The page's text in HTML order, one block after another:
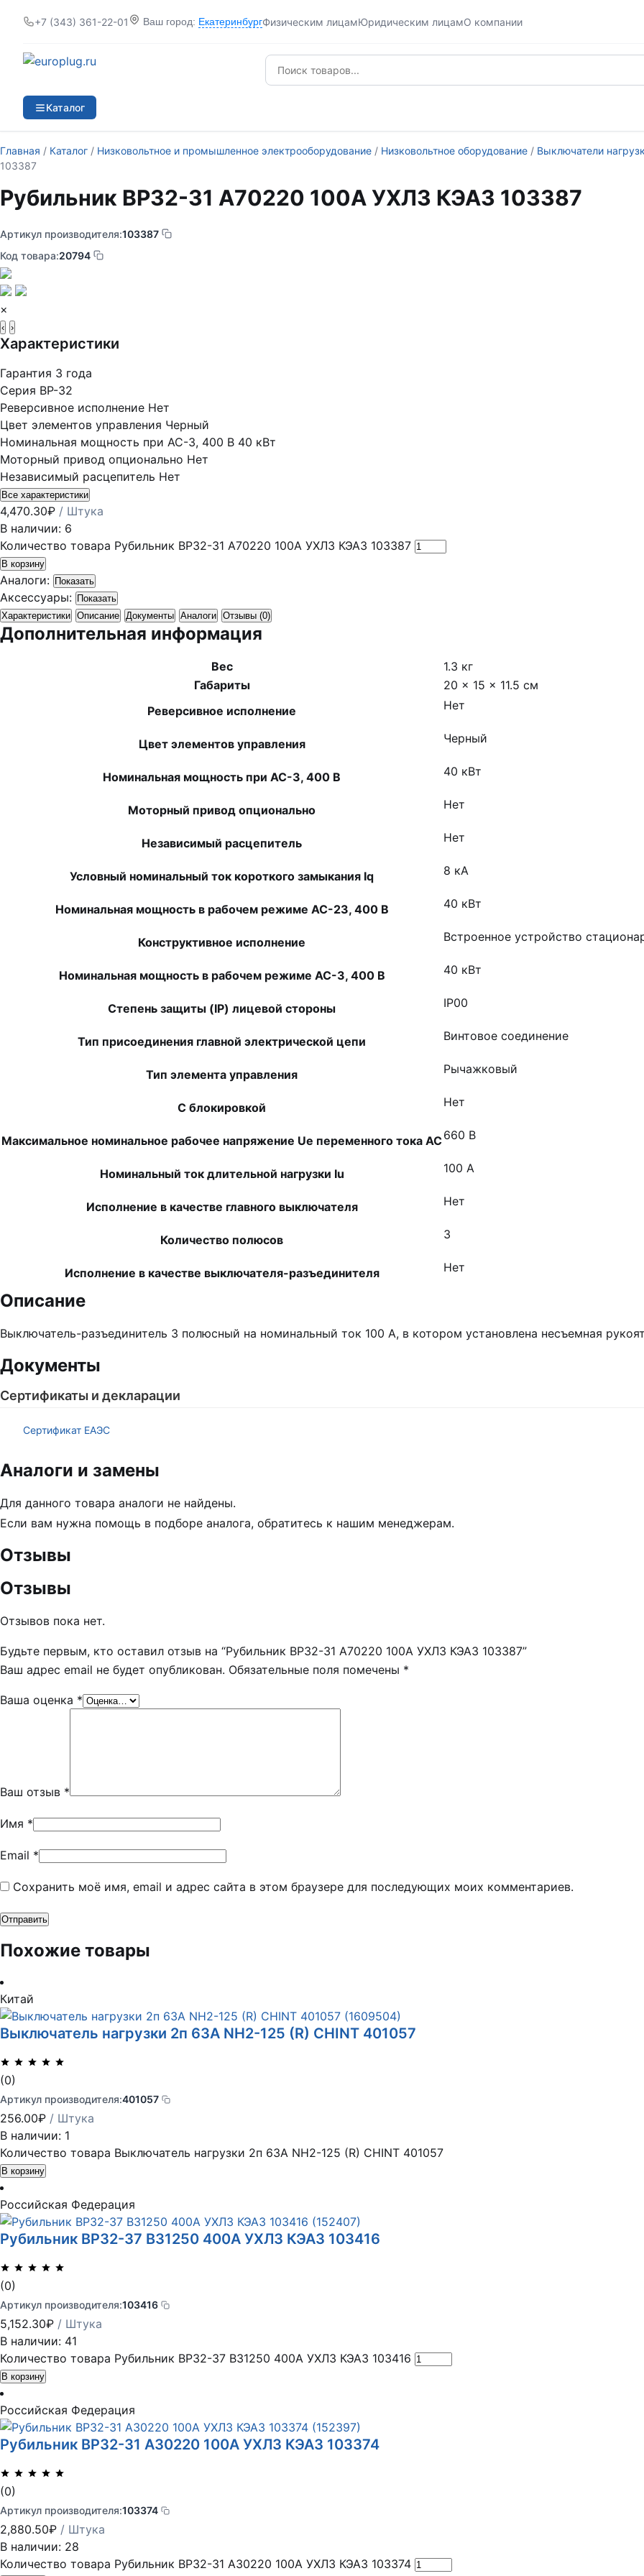
+7 (343) 361-22-01 Ваш город: ЕкатеринбургФизическим лицамЮридическим лицамО компании
Каталог
Главная / Каталог / Низковольтное и промышленное электрооборудование / Низковольтное оборудование / Выключатели
103387
Рубильник ВР32-31 А70220 100А УХЛ3 КЭАЗ 103387
Артикул производителя:103387
Код товара:20794
×
‹ ›
Характеристики
Гарантия 3 года
Серия ВР-32
Реверсивное исполнение Нет
Цвет элементов управления Черный
Номинальная мощность при AC-3, 400 В 40 кВт
Моторный привод опционально Нет
Независимый расцепитель Нет
Все характеристики
4,470.30₽ / Штука
В наличии: 6
Количество товара Рубильник ВР32-31 А70220 100А УХЛ3 КЭАЗ 103387
В корзину
Аналоги: Показать
Аксессуары: Показать
Характеристики Описание Документы Аналоги Отзывы (0)
Дополнительная информация
Вес
1.3 кг
Габариты
20 × 15 × 11.5 см
Реверсивное исполнение
Нет
Цвет элементов управления Черный
Номинальная мощность при AC-3, 400 В 40 кВт
Моторный привод опционально Нет
Независимый расцепитель Нет
Условный номинальный ток короткого замыкания Iq 8 кА
Номинальная мощность в рабочем режиме AC-23, 400 В 40 кВт
Конструктивное исполнение Встроенное устройство
Номинальная мощность в рабочем режиме AC-3, 400 В 40 кВт
Степень защиты (IP) лицевой стороны IP00
Тип присоединения главной электрической цепи Винтовое соединение
Тип элемента управления Рычажковый
С блокировкой Нет
Максимальное номинальное рабочее напряжение Ue переменного тока AC660 В
Номинальный ток длительной нагрузки Iu 100 А
Исполнение в качестве главного выключателя Нет
Количество полюсов 3
Исполнение в качестве выключателя-разъединителя Нет
Описание
Выключатель-разъединитель 3 полюсный на номинальный ток 100 А, в котором установлена несъемная
Документы
Сертификаты и декларации
Сертификат ЕАЭС
Аналоги и замены
Для данного товара аналоги не найдены.
Если вам нужна помощь в подборе аналога, обратитесь к нашим менеджерам.
Отзывы
Отзывы
Отзывов пока нет.
Будьте первым, кто оставил отзыв на “Рубильник ВР32-31 А70220 100А УХЛ3 КЭАЗ 103387”
Ваш адрес email не будет опубликован. Обязательные поля помечены *
Ваша оценка *
Ваш отзыв *
Имя *
Email *
Сохранить моё имя, email и адрес сайта в этом браузере для последующих моих комментариев.
Похожие товары
Китай
Выключатель нагрузки 2п 63А NH2-125 (R) CHINT 401057
(0)
Артикул производителя:401057
256.00₽ / Штука
В наличии: 1
Количество товара Выключатель нагрузки 2п 63А NH2-125 (R) CHINT 401057
В корзину
Российская Федерация
Рубильник ВР32-37 В31250 400А УХЛ3 КЭАЗ 103416
(0)
Артикул производителя:103416
5,152.30₽ / Штука
В наличии: 41
Количество товара Рубильник ВР32-37 В31250 400А УХЛ3 КЭАЗ 103416
В корзину
Российская Федерация
Рубильник ВР32-31 А30220 100А УХЛ3 КЭАЗ 103374
(0)
Артикул производителя:103374
2,880.50₽ / Штука
В наличии: 28
Количество товара Рубильник ВР32-31 А30220 100А УХЛ3 КЭАЗ 103374